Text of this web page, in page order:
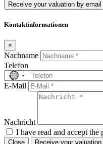
Receive your valuation by email
Kontaktinformationen
×
Nachname
Telefon
No
country
selected
E-Mail
Nachricht
I have read and accept
Close Receive your valuation